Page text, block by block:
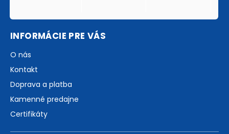
INFORMÁCIE PRE VÁS
O nás
Kontakt
Doprava a platba
Kamenné predajne
Certifikáty